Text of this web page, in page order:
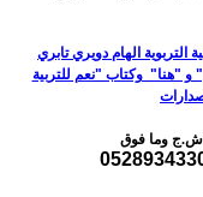
التربوية الهام دويري تابري
وكتاب "نعم للتربية